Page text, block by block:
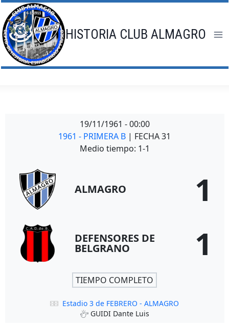
Saltar
al
contenido
HISTORIA CLUB ALMAGRO
19/11/1961 - 00:00
1961 - PRIMERA B | FECHA 31
Medio tiempo: 1-1
ALMAGRO 1
DEFENSORES DE
BELGRANO 1
TIEMPO COMPLETO
Estadio 3 de FEBRERO - ALMAGRO
GUIDI Dante Luis